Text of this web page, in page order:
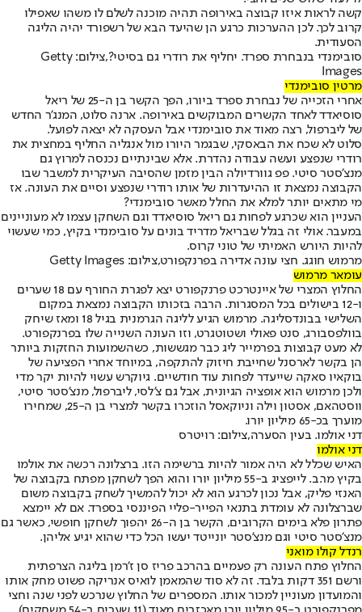
קשה לראות איזו קבוצה באירופה תהיה מוכנה לשלם לו משהו שאפילו
קרוב לכך. לכן ההערכות כרגע הן שהיעד הבא של רשפורד יהיה הליגה
הסעודית.
סובימנדי בנבחרת ספרד. יחליף את רודרי גם בסיטי?,צילום: Getty
Images
מרטין סובימנדי
אחרי הזכייה של נבחרת ספרד ביורו, הפך הקשר בן ה-25 של ריאל
סוסיאדד לאחד הקשרים המבוקשים באירופה. ארנה סלוט, המנג'ר החדש
של ליברפול, רצה מאוד את סובימנדי אבל העסקה לא יצאה לפועל.
סלוט לא שכח את הבאסקי, שבגמר היורו מול אנגליה החליף במחצית את
רודרי שנפצע ועשה עבודה נהדרת. אלא שבינתיים נכנסה למרוץ גם
מנצ'סטר סיטי. פפ גוורדיולה הבין מזמן שהסיבה העיקרית למשבר שבו
הקבוצה נמצאת זו ההיעדרות של אותו רודרי שנפצע וסיים את העונה. אז
מי מתאים יותר למלא את החלל מאשר סובימנדי?
העניין הוא שכרגע לפחות גם ריאל סוסיאדד וגם השחקן עצמו לא מעוניינים
במעבר. אולי זה בגלל שבריאל מדריד בונים על סובימנדי בקיץ, כמי שעשוי
להיות היורש האמיתי של טוני קרוס.
מרמוש חוגג. חצי עונה אדירה בפרנקפורט,צילום: Getty Images
עומאר מרמוש
החלוץ המצרי של איינטרכט פרנקפורט יצא לפגרת החורף עם 18 שערים
ו-12 בישולים בכל המסגרות. הרבה בזכותו הקבוצה נמצאת במקום
השלישי בבונדסליגה. מרמוש הגיע לליגה הגרמנית בגיל 18 ומאז שיחק
בוולפסבורג, סנט פאולי ושטוטגרט, וזו העונה השנייה שלו בפרנקפורט.
לא מעט קבוצות בפרמייר ליג כבר מגששות, כשהשמועות החזקות ביותר
הן בקשר לארסנל שחייבת חיזוק להתקפה, במיוחד אחרי הפציעה של
בוקאיו סאקה שייעדר לפחות עוד חודשיים. גיוקרש עשוי להיות יקר מדי
ולכן מרמוש הוא אופציה הגיונית, אבל גם צ'לסי, ליברפול, מנצ'סטר סיטי,
ווסטהאם, אסטון וילה וניוקאסל הוזכרו בקשר למצרי בן ה-25, שמחירו
מוערך בכ-65 מיליון יורו.
דני אולמו. בעין הסערה,צילום: רויטרס
דני אולמו
האיש שכלל לא היה אמור להיות ברשימה הזו. ברצלונה רכשה את אולמו
בקיץ מר.ב. לייפציג ב-55 מיליון יורו והוא הפך לשחקן מפתח בקבוצה של
האנזי פליק, אבל נכון לכרגע הוא לא יכול להמשיך לשחק בקבוצה משום
שברצלונה לא עומדת בתנאי הפייר-פליי הפיננסי בספרד. אם לא יימצא
פתרון פלא בימים הקרובים, הקשר בן ה-26 יהפוך לשחקן חופשי, כאשר גם
מנצ'סטר סיטי וגם מנצ'סטר יונייטד יעשו הכל כדי שהוא יגיע אליהן.
רנדל קולו מואני
החלוץ פתח העונה רק פעמיים בהרכב פריז סן ז'רמן בליגה הצרפתית
ורשם 351 דקות בלבד. זה לא סוד שהמאמן לואיס אנריקה פשוט מחק אותו
והמועדון מעוניין למכור אותו. המספרים של החלוץ שנרכש לפני שנה וחצי